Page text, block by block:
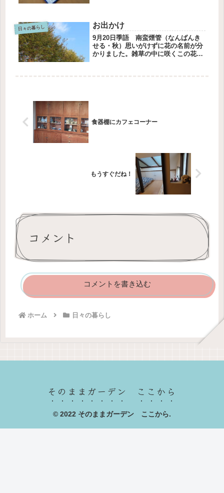
レンズが開かなることもありました。
なんとかなっていましたが、ついに
レ...
日々の暮らし お出かけ
9月20日季語 南蛮煙管（なんばんき
せる・秋）思いがけずに花の名前が分
かりました。雑草の中に咲くこの花、
食器棚にカフェコーナー
もうすぐだね！
コメント
コメントを書き込む
ホーム 日々の暮らし
そのままガーデン ここから
© 2022 そのままガーデン ここから.